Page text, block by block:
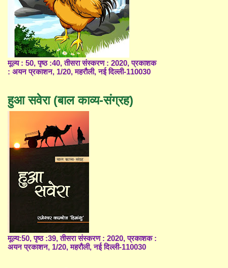
मूल्य : 50, पृष्ठ :40, तीसरा संस्करण : 2020, प्रकाशक
: अयन प्रकाशन, 1/20, महरौली, नई दिल्ली-110030
हुआ सवेरा (बाल काव्य-संग्रह)
मूल्य:50, पृष्ठ :39, तीसरा संस्करण : 2020, प्रकाशक :
अयन प्रकाशन, 1/20, महरौली, नई दिल्ली-110030